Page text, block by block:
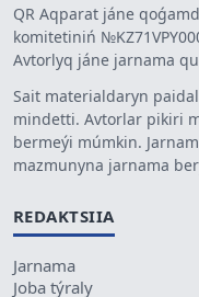
QR Aqparat jáne
komitetiniń
Avtorlyq jáne jarnama
Sait materialdaryn
mindetti. Avtorlar pikiri
bermeýi múmkin.
mazmunyna jarnama
REDAKTSIIA
Jarnama
Joba týraly